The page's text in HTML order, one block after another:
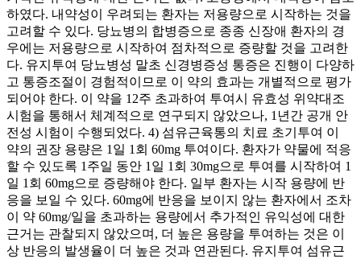
하였다. 내약성이 우려되는 환자는 저용량으로 시작하는 것을
고려할 수 있다. 당뇨병의 합병증으로 종종 신장애 환자의 경
우에는 저용량으로 시작하여 점차적으로 증량할 것을 고려한
다. 유지투여 당뇨병성 말초 신경병증성 통증은 진행이 다양하
고 통증조절이 경험적이므로 이 약의 효과는 개별적으로 평가
되어야 한다. 이 약을 12주 초과하여 투여시 유효성 위약대조
시험을 통해서 체계적으로 연구되지 않았으나, 1년간 공개 안
전성 시험이 수행되었다. 4) 섬유근육통의 치료 초기투여 이
약의 권장 용량은 1일 1회 60mg 투여이다. 환자가 약물에 적응
할 수 있도록 1주일 동안 1일 1회 30mg으로 투여를 시작하여 1
일 1회 60mg으로 증량해야 한다. 일부 환자는 시작 용량에 반
응을 보일 수 있다. 60mg에 반응을 보이지 않는 환자에서 조차
이 약 60mg/일을 초과하는 용량에서 추가적인 유익성에 대한
근거는 관찰되지 않았으며, 더 높은 용량을 투여하는 것은 이
상 반응의 발생율이 더 높은 것과 연관된다. 유지투여 섬유근